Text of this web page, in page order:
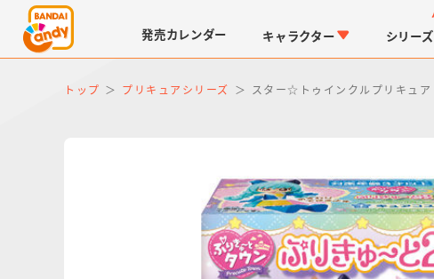
発売カレンダー キャラクター
仮面ライダーシリーズ
シリーズ
キャラパキ つ
トップ プリキュアシリーズ スター☆トゥインクルプリキュ